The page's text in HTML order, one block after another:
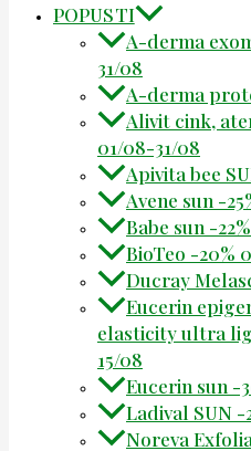
POPUSTI
A-derma
31/08
A-derma
Alivit cink,
01/08-31/08
Apivita bee
Avene sun -
Babe sun -
BioTeo -20%
Ducray
Eucerin
elasticity ultra
15/08
Eucerin sun -
Ladival SUN -
Noreva